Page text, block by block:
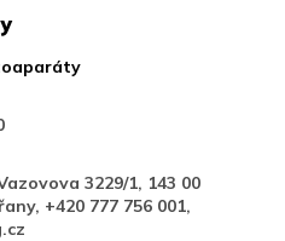
3229/1, 143 00
+420 777 756 001,